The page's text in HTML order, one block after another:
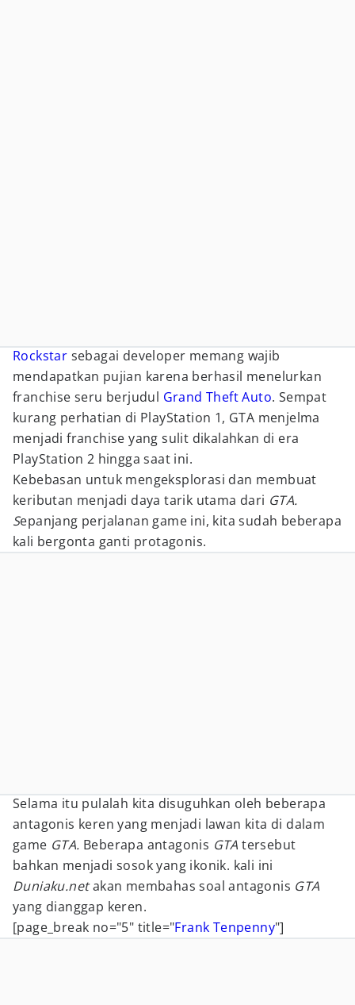
Rockstar sebagai developer memang wajib
mendapatkan pujian karena berhasil menelurkan
franchise seru berjudul Grand Theft Auto. Sempat
kurang perhatian di PlayStation 1, GTA menjelma
menjadi franchise yang sulit dikalahkan di era
PlayStation 2 hingga saat ini.
Kebebasan untuk mengeksplorasi dan membuat
keributan menjadi daya tarik utama dari GTA.
Sepanjang perjalanan game ini, kita sudah beberapa
kali bergonta ganti protagonis.
Selama itu pulalah kita disuguhkan oleh beberapa
antagonis keren yang menjadi lawan kita di dalam
game GTA. Beberapa antagonis GTA tersebut
bahkan menjadi sosok yang ikonik. kali ini
Duniaku.netakan membahas soal antagonis GTA
yang dianggap keren.
[page_break no="5" title="Frank Tenpenny"]